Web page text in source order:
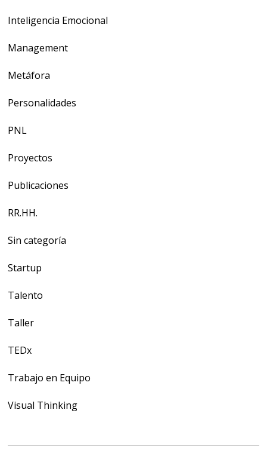
Inteligencia Emocional
Management
Metáfora
Personalidades
PNL
Proyectos
Publicaciones
RR.HH.
Sin categoría
Startup
Talento
Taller
TEDx
Trabajo en Equipo
Visual Thinking